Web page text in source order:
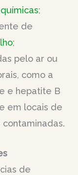
;
de
;
pelo ar ou
como a
e hepatite B
em locais de
de